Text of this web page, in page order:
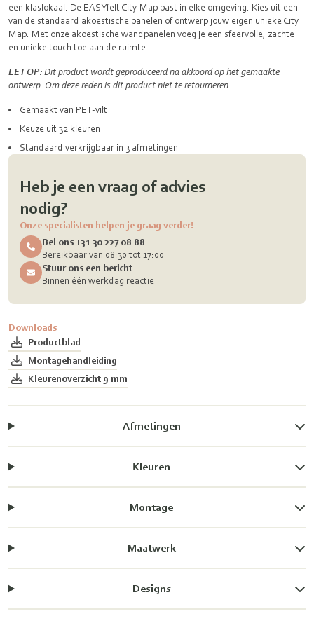
een klaslokaal. De EASYfelt City Map past in elke omgeving. Kies uit een
van de standaard akoestische panelen of ontwerp jouw eigen unieke City
Map. Met onze akoestische wandpanelen voeg je een sfeervolle, zachte
en unieke touch toe aan de ruimte.
LET OP:Dit product wordt geproduceerd na akkoord op het gemaakte
ontwerp. Om deze reden is dit product niet te retourneren.
Gemaakt van PET-vilt
Keuze uit 32 kleuren
Standaard verkrijgbaar in 3 afmetingen
Heb je een vraag of advies
nodig?
Onze specialisten helpen je graag verder!
Bel ons +31 30 227 08 88
Bereikbaar van 08:30 tot 17:00
Stuur ons een bericht
Binnen één werkdag reactie
Downloads
Productblad
Montagehandleiding
Kleurenoverzicht 9 mm
Afmetingen
Kleuren
Montage
Maatwerk
Designs